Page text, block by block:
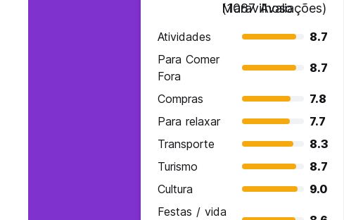
Maravilhoso
(1087 Avaliações)
Atividades
8.7
Para Comer
Fora
8.7
Compras
7.8
Para relaxar
7.7
Transporte
8.3
Turismo
8.7
Cultura
9.0
Festas / vida